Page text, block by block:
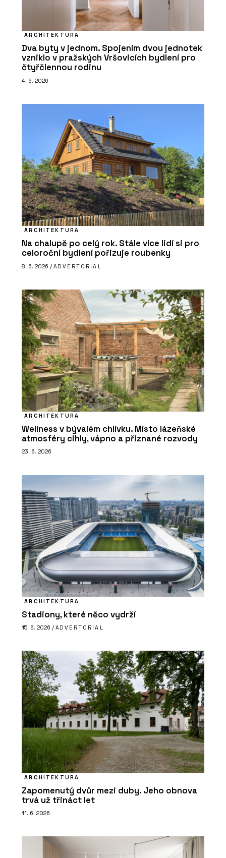
ARCHITEKTURA
Dva byty v jednom. Spojením dvou jednotek
vzniklo v pražských Vršovicích bydlení pro
čtyřčlennou rodinu
4. 6. 2026
ARCHITEKTURA
Na chalupě po celý rok. Stále více lidí si pro
celoroční bydlení pořizuje roubenky
8. 6. 2026 / ADVERTORIAL
ARCHITEKTURA
Wellness v bývalém chlívku. Místo lázeňské
atmosféry cihly, vápno a přiznané rozvody
23. 6. 2026
ARCHITEKTURA
Stadiony, které něco vydrží
15. 6. 2026 / ADVERTORIAL
ARCHITEKTURA
Zapomenutý dvůr mezi duby. Jeho obnova
trvá už třináct let
11. 6. 2026